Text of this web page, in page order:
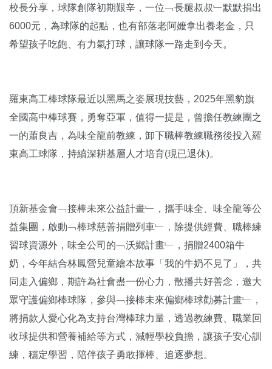
校長分享，球隊創隊初期艱辛，一位﹁長腿叔叔﹂默默捐出
6000元，為球隊的起點，也有部落老阿嬤拿出養老金，只
希望孩子吃飽、有力氣打球，讓球隊一路走到今天。
羅東高工棒球隊最近以黑馬之姿展現技藝，2025年黑豹旗
全國高中棒球賽，勇奪亞軍，值得一提是，曾擔任教練團之
一的蕭良吉，為味全龍前教練，卸下職棒教練職務後投入羅
東高工球隊，持續深耕基層人才培育(現已退休)。
頂新基金會﹁接棒未來公益計畫﹂，攜手味全、味全龍等公
益集團，啟動﹁棒球慈善捐贈列車﹂，除提供經費、職棒練
習球資源外，味全公司的﹁沃鄉計畫﹂，捐贈2400箱牛
奶，今年結合林鳳營兒童繪本故事「我的牛奶不見了」，共
同走入偏鄉，期許為社會盡一份心力，散播共好善念，邀大
眾守護偏鄉棒球隊，參與﹁接棒未來偏鄉棒球勸募計畫﹂，
將捐款人愛心化為支持台灣棒球力量，透過教練費、職業回
收球提供和營養補給等方式，減輕學校負擔，讓孩子安心訓
練，穩定學習，陪伴孩子勇敢揮棒、追逐夢想。